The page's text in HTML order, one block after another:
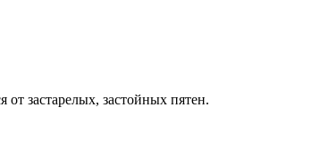
застарелых, застойных пятен.